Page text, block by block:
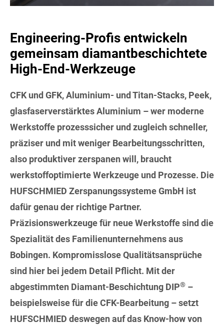
Engineering-Profis entwickeln
gemeinsam diamantbeschichtete
High-End-Werkzeuge
CFK und GFK, Aluminium- und Titan-Stacks, Peek,
glasfaserverstärktes Aluminium – wer moderne
Werkstoffe prozesssicher und zugleich schneller,
präziser und mit weniger Bearbeitungsschritten,
also produktiver zerspanen will, braucht
werkstoffoptimierte Werkzeuge und Prozesse. Die
HUFSCHMIED Zerspanungssysteme GmbH ist
dafür genau der richtige Partner.
Präzisionswerkzeuge für neue Werkstoffe sind die
Spezialität des Familienunternehmens aus
Bobingen. Kompromisslose Qualitätsansprüche
sind hier bei jedem Detail Pflicht. Mit der
abgestimmten Diamant-Beschichtung DIP® –
beispielsweise für die CFK-Bearbeitung – setzt
HUFSCHMIED deswegen auf das Know-how von